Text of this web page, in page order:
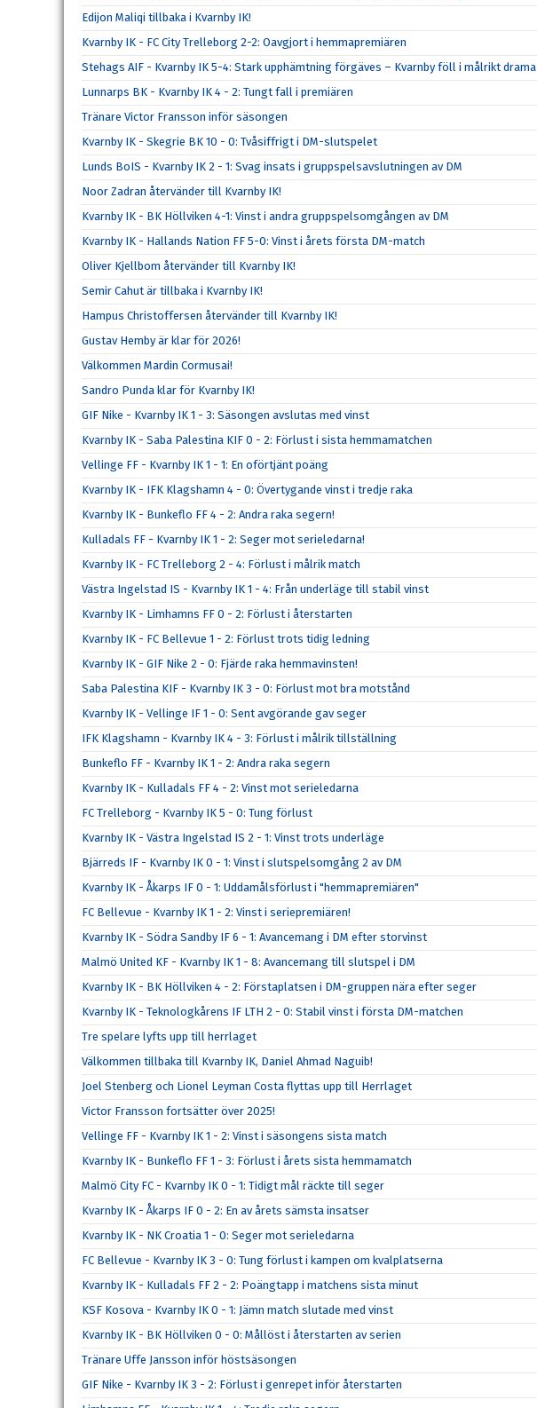
Edijon Maliqi tillbaka i Kvarnby IK!
Kvarnby IK - FC City Trelleborg 2-2: Oavgjort i hemmapremiären
Stehags AIF - Kvarnby IK 5-4: Stark upphämtning förgäves – Kvarnby föll i målrikt drama
Lunnarps BK - Kvarnby IK 4 - 2: Tungt fall i premiären
Tränare Victor Fransson inför säsongen
Kvarnby IK - Skegrie BK 10 - 0: Tvåsiffrigt i DM-slutspelet
Lunds BoIS - Kvarnby IK 2 - 1: Svag insats i gruppspelsavslutningen av DM
Noor Zadran återvänder till Kvarnby IK!
Kvarnby IK - BK Höllviken 4-1: Vinst i andra gruppspelsomgången av DM
Kvarnby IK - Hallands Nation FF 5-0: Vinst i årets första DM-match
Oliver Kjellbom återvänder till Kvarnby IK!
Semir Cahut är tillbaka i Kvarnby IK!
Hampus Christoffersen återvänder till Kvarnby IK!
Gustav Hemby är klar för 2026!
Välkommen Mardin Cormusai!
Sandro Punda klar för Kvarnby IK!
GIF Nike - Kvarnby IK 1 - 3: Säsongen avslutas med vinst
Kvarnby IK - Saba Palestina KIF 0 - 2: Förlust i sista hemmamatchen
Vellinge FF - Kvarnby IK 1 - 1: En oförtjänt poäng
Kvarnby IK - IFK Klagshamn 4 - 0: Övertygande vinst i tredje raka
Kvarnby IK - Bunkeflo FF 4 - 2: Andra raka segern!
Kulladals FF - Kvarnby IK 1 - 2: Seger mot serieledarna!
Kvarnby IK - FC Trelleborg 2 - 4: Förlust i målrik match
Västra Ingelstad IS - Kvarnby IK 1 - 4: Från underläge till stabil vinst
Kvarnby IK - Limhamns FF 0 - 2: Förlust i återstarten
Kvarnby IK - FC Bellevue 1 - 2: Förlust trots tidig ledning
Kvarnby IK - GIF Nike 2 - 0: Fjärde raka hemmavinsten!
Saba Palestina KIF - Kvarnby IK 3 - 0: Förlust mot bra motstånd
Kvarnby IK - Vellinge IF 1 - 0: Sent avgörande gav seger
IFK Klagshamn - Kvarnby IK 4 - 3: Förlust i målrik tillställning
Bunkeflo FF - Kvarnby IK 1 - 2: Andra raka segern
Kvarnby IK - Kulladals FF 4 - 2: Vinst mot serieledarna
FC Trelleborg - Kvarnby IK 5 - 0: Tung förlust
Kvarnby IK - Västra Ingelstad IS 2 - 1: Vinst trots underläge
Bjärreds IF - Kvarnby IK 0 - 1: Vinst i slutspelsomgång 2 av DM
Kvarnby IK - Åkarps IF 0 - 1: Uddamålsförlust i "hemmapremiären"
FC Bellevue - Kvarnby IK 1 - 2: Vinst i seriepremiären!
Kvarnby IK - Södra Sandby IF 6 - 1: Avancemang i DM efter storvinst
Malmö United KF - Kvarnby IK 1 - 8: Avancemang till slutspel i DM
Kvarnby IK - BK Höllviken 4 - 2: Förstaplatsen i DM-gruppen nära efter seger
Kvarnby IK - Teknologkårens IF LTH 2 - 0: Stabil vinst i första DM-matchen
Tre spelare lyfts upp till herrlaget
Välkommen tillbaka till Kvarnby IK, Daniel Ahmad Naguib!
Joel Stenberg och Lionel Leyman Costa flyttas upp till Herrlaget
Victor Fransson fortsätter över 2025!
Vellinge FF - Kvarnby IK 1 - 2: Vinst i säsongens sista match
Kvarnby IK - Bunkeflo FF 1 - 3: Förlust i årets sista hemmamatch
Malmö City FC - Kvarnby IK 0 - 1: Tidigt mål räckte till seger
Kvarnby IK - Åkarps IF 0 - 2: En av årets sämsta insatser
Kvarnby IK - NK Croatia 1 - 0: Seger mot serieledarna
FC Bellevue - Kvarnby IK 3 - 0: Tung förlust i kampen om kvalplatserna
Kvarnby IK - Kulladals FF 2 - 2: Poängtapp i matchens sista minut
KSF Kosova - Kvarnby IK 0 - 1: Jämn match slutade med vinst
Kvarnby IK - BK Höllviken 0 - 0: Mållöst i återstarten av serien
Tränare Uffe Jansson inför höstsäsongen
GIF Nike - Kvarnby IK 3 - 2: Förlust i genrepet inför återstarten